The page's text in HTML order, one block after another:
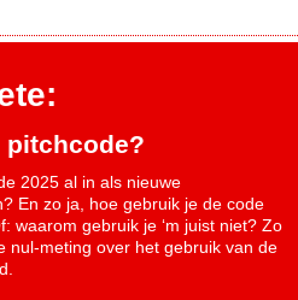
pitchcode?
2025 al in als nieuwe
En zo ja, hoe gebruik je de code
waarom gebruik je ‘m juist niet? Zo
nul-meting over het gebruik van de